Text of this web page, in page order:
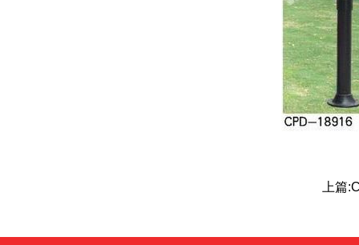
上篇: